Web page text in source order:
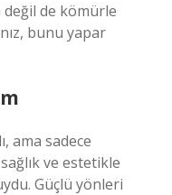
değil de kömürle
bunu yapar
ama sadece
ve estetikle
Güçlü yönleri